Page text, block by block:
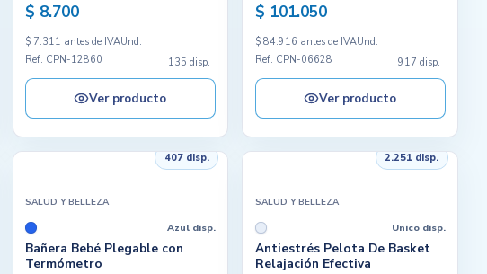
$ 8.700
$ 7.311 antes de IVAUnd.
Ref. CPN-12860
135 disp.
Ver producto
$ 101.050
$ 84.916 antes de IVAUnd.
Ref. CPN-06628
917 disp.
Ver producto
407 disp.
SALUD Y BELLEZA
Azul disp.
Bañera Bebé Plegable con
Termómetro
2.251 disp.
SALUD Y BELLEZA
Unico disp.
Antiestrés Pelota De Basket
Relajación Efectiva